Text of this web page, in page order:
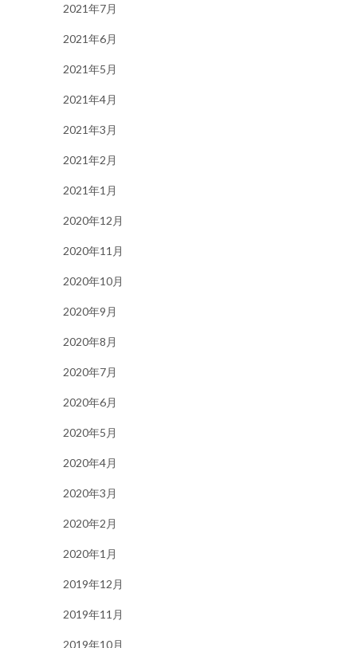
2021年7月
2021年6月
2021年5月
2021年4月
2021年3月
2021年2月
2021年1月
2020年12月
2020年11月
2020年10月
2020年9月
2020年8月
2020年7月
2020年6月
2020年5月
2020年4月
2020年3月
2020年2月
2020年1月
2019年12月
2019年11月
2019年10月